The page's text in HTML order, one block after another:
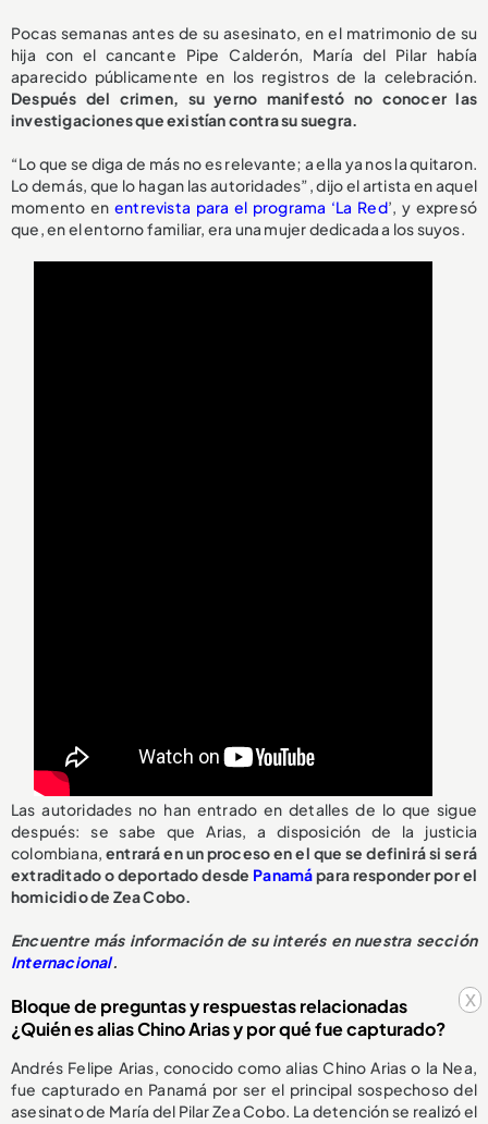
x
Pocas semanas antes de su asesinato, en el matrimonio de su
hija con el cancante Pipe Calderón, María del Pilar había
aparecido públicamente en los registros de la celebración.
Después del crimen, su yerno manifestó no conocer las
investigaciones que existían contra su suegra.
“Lo que se diga de más no es relevante; a ella ya nos la quitaron.
Lo demás, que lo hagan las autoridades”, dijo el artista en aquel
momento en entrevista para el programa ‘La Red’, y expresó
que, en el entorno familiar, era una mujer dedicada a los suyos.
Las autoridades no han entrado en detalles de lo que sigue
después: se sabe que Arias, a disposición de la justicia
colombiana,entrará en un proceso en el que se definirá si será
extraditado o deportado desde Panamápara responder por el
homicidio de Zea Cobo.
Encuentre más información de su interés en nuestra sección
Internacional.
Bloque de preguntas y respuestas relacionadas
¿Quién es alias Chino Arias y por qué fue capturado?
Andrés Felipe Arias, conocido como alias Chino Arias o la Nea,
fue capturado en Panamá por ser el principal sospechoso del
asesinato de María del Pilar Zea Cobo. La detención se realizó el